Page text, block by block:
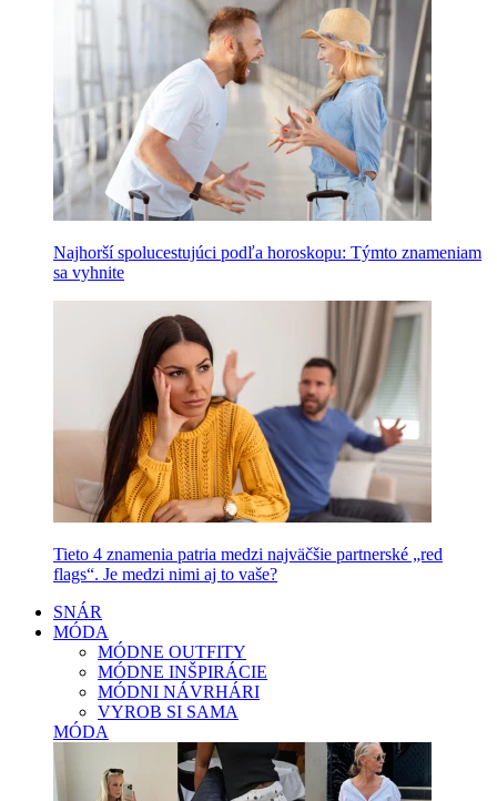
Najhorší spolucestujúci podľa horoskopu: Týmto znameniam
sa vyhnite
Tieto 4 znamenia patria medzi najväčšie partnerské „red
flags“. Je medzi nimi aj to vaše?
SNÁR
MÓDA
MÓDNE OUTFITY
MÓDNE INŠPIRÁCIE
MÓDNI NÁVRHÁRI
VYROB SI SAMA
MÓDA